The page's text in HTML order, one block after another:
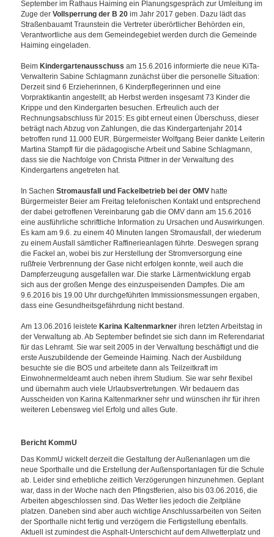
September im Rathaus Haiming ein Planungsgespräch zur Umleitung im
Zuge der Vollsperrung der B 20im Jahr 2017 geben. Dazu lädt das
Straßenbauamt Traunstein die Vertreter überörtlicher Behörden ein,
Verantwortliche aus dem Gemeindegebiet werden durch die Gemeinde
Haiming eingeladen.
Beim Kindergartenausschuss am 15.6.2016 informierte die neue KiTa-
Verwalterin Sabine Schlagmann zunächst über die personelle Situation:
Derzeit sind 6 Erzieherinnen, 6 Kinderpflegerinnen und eine
Vorpraktikantin angestellt; ab Herbst werden insgesamt 73 Kinder die
Krippe und den Kindergarten besuchen. Erfreulich auch der
Rechnungsabschluss für 2015: Es gibt erneut einen Überschuss, dieser
beträgt nach Abzug von Zahlungen, die das Kindergartenjahr 2014
betroffen rund 11.000 EUR. Bürgermeister Wolfgang Beier dankte Leiterin
Martina Stampfl für die pädagogische Arbeit und Sabine Schlagmann,
dass sie die Nachfolge von Christa Pittner in der Verwaltung des
Kindergartens angetreten hat.
In Sachen Stromausfall und Fackelbetrieb bei der OMVhatte
Bürgermeister Beier am Freitag telefonischen Kontakt und entsprechend
der dabei getroffenen Vereinbarung gab die OMV dann am 15.6.2016
eine ausführliche schriftliche Information zu Ursachen und Auswirkungen.
Es kam am 9.6. zu einem 40 Minuten langen Stromausfall, der wiederum
zu einem Ausfall sämtlicher Raffinerieanlagen führte. Deswegen sprang
die Fackel an, wobei bis zur Herstellung der Stromversorgung eine
rußfreie Verbrennung der Gase nicht erfolgen konnte, weil auch die
Dampferzeugung ausgefallen war. Die starke Lärmentwicklung ergab
sich aus der großen Menge des einzuspeisenden Dampfes. Die am
9.6.2016 bis 19.00 Uhr durchgeführten Immissionsmessungen ergaben,
dass eine Gesundheitsgefährdung nicht bestand.
Am 13.06.2016 leistete Karina Kaltenmarknerihren letzten Arbeitstag in
der Verwaltung ab. Ab September befindet sie sich dann im Referendariat
für das Lehramt. Sie war seit 2005 in der Verwaltung beschäftigt und die
erste Auszubildende der Gemeinde Haiming. Nach der Ausbildung
besuchte sie die BOS und arbeitete dann als Teilzeitkraft im
Einwohnermeldeamt auch neben ihrem Studium. Sie war sehr flexibel
und übernahm auch viele Urlaubsvertretungen. Wir bedauern das
Ausscheiden von Karina Kaltenmarkner sehr und wünschen ihr für ihren
weiteren Lebensweg viel Erfolg und alles Gute.
Bericht KommU
Das KommU wickelt derzeit die Gestaltung der Außenanlagen um die
neue Sporthalle und die Erstellung der Außensportanlagen für die Schule
ab. Leider sind erhebliche zeitlich Verzögerungen hinzunehmen. Geplant
war, dass in der Woche nach den Pfingstferien, also bis 03.06.2016, die
Arbeiten abgeschlossen sind. Das Wetter lies jedoch die Zeitpläne
platzen. Daneben sind aber auch wichtige Anschlussarbeiten von Seiten
der Sporthalle nicht fertig und verzögern die Fertigstellung ebenfalls.
Aktuell ist zumindest die Asphalt-Unterschicht auf dem Allwetterplatz und